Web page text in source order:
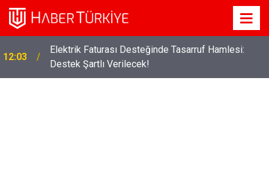
12:03
Elektrik Faturası Desteğinde Tasarruf Hamlesi:
Destek Şartlı Verilecek!